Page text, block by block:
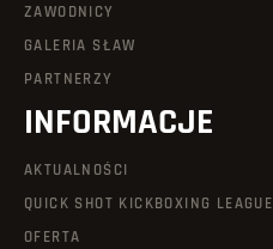
ZAWODNICY
GALERIA SŁAW
PARTNERZY
INFORMACJE
AKTUALNOŚCI
QUICK SHOT KICKBOXING LEAGUE
OFERTA